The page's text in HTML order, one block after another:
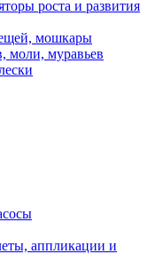
роста и развития
мошкары
моли, муравьев
аппликации и